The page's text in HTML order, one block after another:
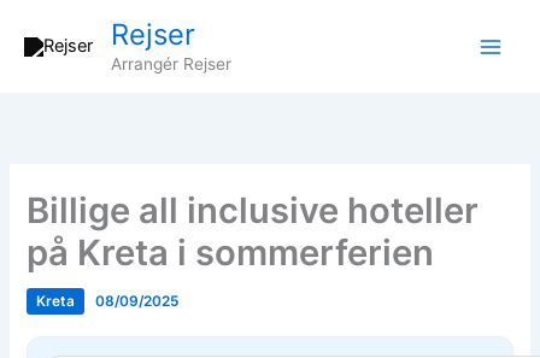
Rejser
Arrangér Rejser
Billige all inclusive hoteller
på Kreta i sommerferien
Kreta 08/09/2025